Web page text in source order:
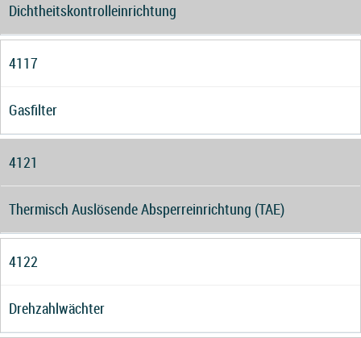
Dichtheitskontrolleinrichtung
4117
Gasfilter
4121
Thermisch Auslösende Absperreinrichtung (TAE)
4122
Drehzahlwächter